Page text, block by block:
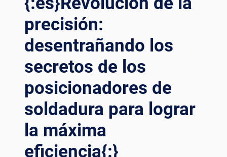
SECTOR
ENERGÉTICO
CON
TECNOLOGÍAS
AVANZADAS
DE
ROTADORES{:}
{:DE}FORTSCHRITT
REVOLUTIONIERUNG
DES
SCHWEISSENS I
precisión:
desentrañando los
secretos de los
posicionadores de
soldadura para lograr
la máxima
eficiencia{:}